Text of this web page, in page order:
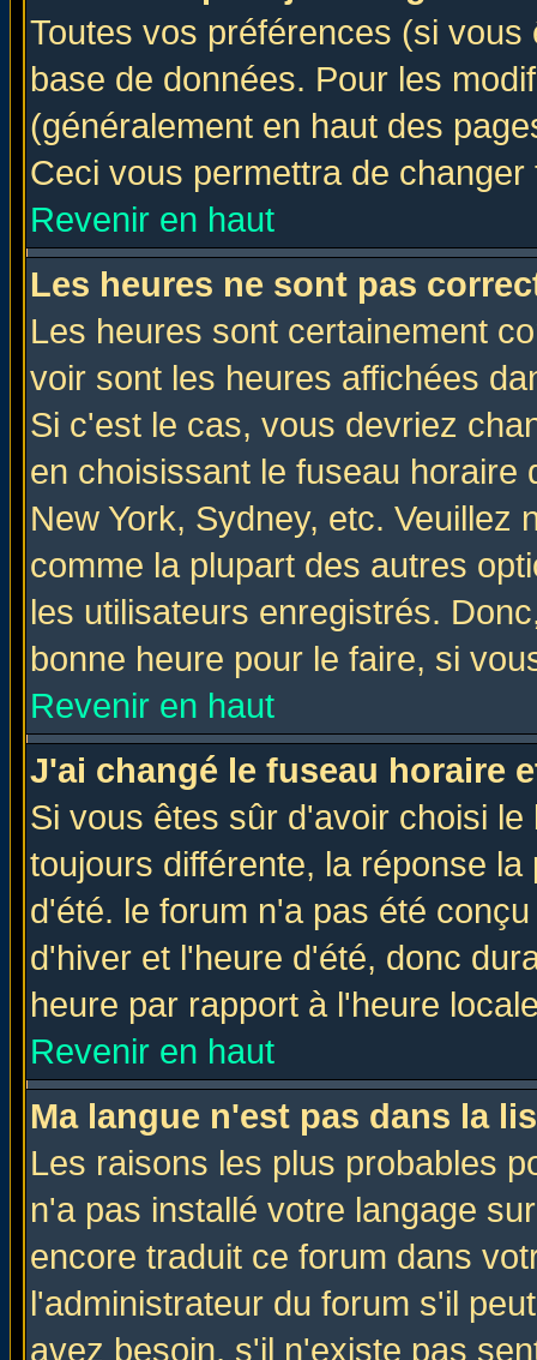
Toutes vos préférences (si
base de données. Pour les
(généralement en haut des
Ceci vous permettra de
Revenir en haut
Les heures ne sont pas
Les heures sont certainement
voir sont les heures affichées
Si c'est le cas, vous devriez
en choisissant le fuseau
New York, Sydney, etc. Veuillez
comme la plupart des autres
les utilisateurs enregistrés.
bonne heure pour le faire, si
Revenir en haut
J'ai changé le fuseau horaire
Si vous êtes sûr d'avoir choisi
toujours différente, la réponse
d'été. le forum n'a pas été
d'hiver et l'heure d'été, donc
heure par rapport à l'heure
Revenir en haut
Ma langue n'est pas dans la
Les raisons les plus probables
n'a pas installé votre langage
encore traduit ce forum dans
l'administrateur du forum s'il
avez besoin, s'il n'existe pas